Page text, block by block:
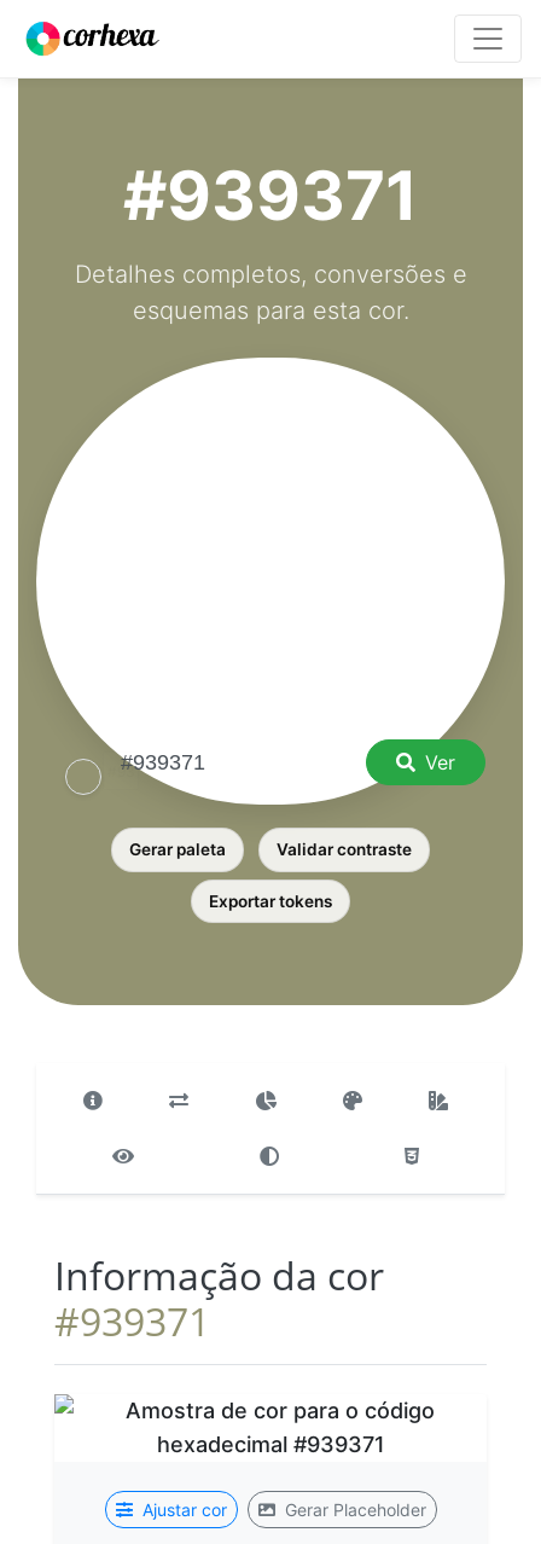
#939371
Detalhes completos, conversões e
esquemas para esta cor.
Ver
Gerar paleta Validar contraste
Exportar tokens
Informação da cor
#939371
Ajustar cor Gerar Placeholder